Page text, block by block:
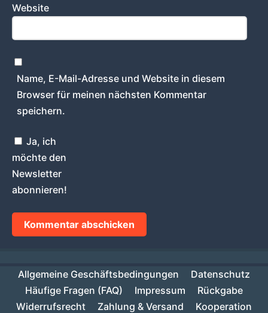
Website
Name, E-Mail-Adresse und Website in diesem
Browser für meinen nächsten Kommentar
speichern.
Ja, ich
möchte den
Newsletter
abonnieren!
Allgemeine Geschäftsbedingungen
Datenschutz
Häufige Fragen (FAQ)
Impressum
Rückgabe
Widerrufsrecht
Zahlung & Versand Kooperation